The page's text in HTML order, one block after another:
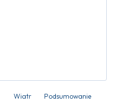
Wiatr Podsumowanie